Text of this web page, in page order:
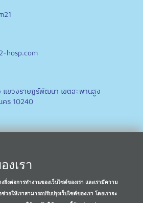
hosp.com
แขวงราษฎร์พัฒนา เขตสะพานสูง
คร 10240
งเรา
ยิ่งต่อการทำงานของเว็บไซต์ของเรา และเรามีความ
วยให้เราสามารถปรับปรุงเว็บไซต์ของเรา โดยเราจะ